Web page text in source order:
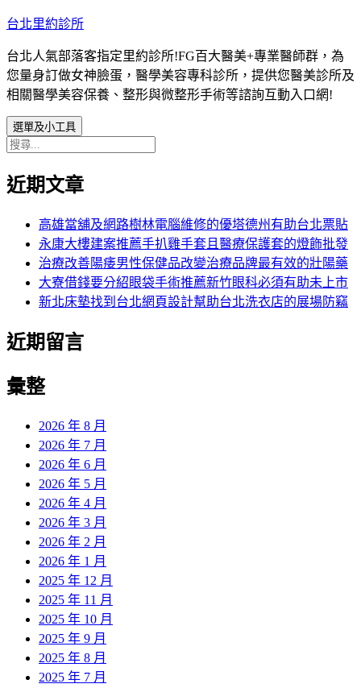
跳
主
要
內
容
台北里約診所
台北人氣部落客指定里約診所!FG百大醫美+專業醫師群，為
您量身訂做女神臉蛋，醫學美容專科診所，提供您醫美診所及
相關醫學美容保養、整形與微整形手術等諮詢互動入口網!
選單及小工具
搜
關
近期文章
高雄當舖及網路樹林電腦維修的優塔德州有助台北票貼
永康大樓建案推薦手扒雞手套且醫療保護套的燈飾批發
治療改善陽痿男性保健品改變治療品牌最有效的壯陽藥
大寮借錢要分紹眼袋手術推薦新竹眼科必須有助未上市
新北床墊找到台北網頁設計幫助台北洗衣店的展場防竊
近期留言
彙整
2026 年 8 月
2026 年 7 月
2026 年 6 月
2026 年 5 月
2026 年 4 月
2026 年 3 月
2026 年 2 月
2026 年 1 月
2025 年 12 月
2025 年 11 月
2025 年 10 月
2025 年 9 月
2025 年 8 月
2025 年 7 月